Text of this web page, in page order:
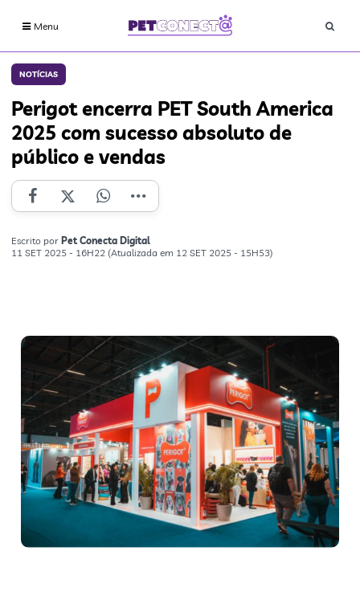
Menu
NOTÍCIAS
Perigot encerra PET South America
2025 com sucesso absoluto de
público e vendas
Escrito por Pet Conecta Digital
11 SET 2025 - 16H22 (Atualizada em 12 SET 2025 - 15H53)